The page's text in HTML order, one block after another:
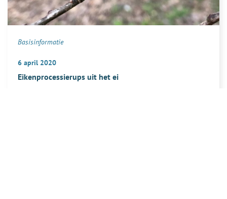
Basisinformatie
6 april 2020
Eikenprocessierups uit het ei